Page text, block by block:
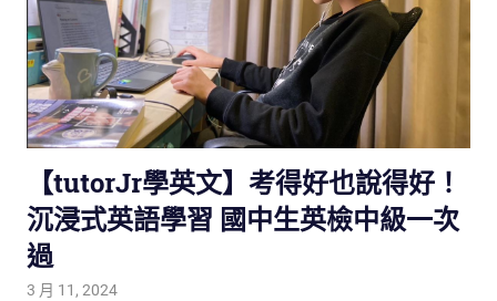
【tutorJr學英文】考得好也說得好！
沉浸式英語學習 國中生英檢中級一次
過
3 月 11, 2024